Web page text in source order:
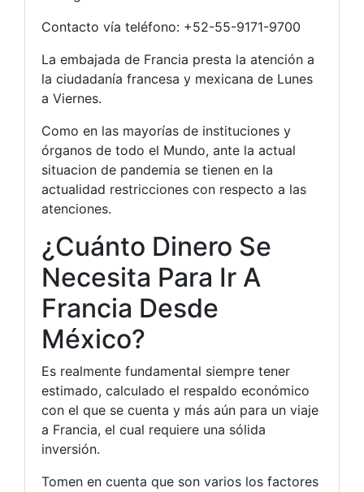
Contacto vía teléfono: +52-55-9171-9700
La embajada de Francia presta la atención a
la ciudadanía francesa y mexicana de Lunes
a Viernes.
Como en las mayorías de instituciones y
órganos de todo el Mundo, ante la actual
situacion de pandemia se tienen en la
actualidad restricciones con respecto a las
atenciones.
¿Cuánto Dinero Se
Necesita Para Ir A
Francia Desde
México?
Es realmente fundamental siempre tener
estimado, calculado el respaldo económico
con el que se cuenta y más aún para un viaje
a Francia, el cual requiere una sólida
inversión.
Tomen en cuenta que son varios los factores